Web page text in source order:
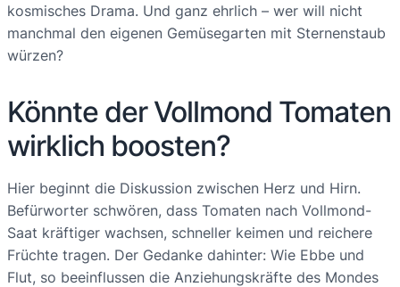
kosmisches Drama. Und ganz ehrlich – wer will nicht
manchmal den eigenen Gemüsegarten mit Sternenstaub
würzen?
Könnte der Vollmond Tomaten
wirklich boosten?
Hier beginnt die Diskussion zwischen Herz und Hirn.
Befürworter schwören, dass Tomaten nach Vollmond-
Saat kräftiger wachsen, schneller keimen und reichere
Früchte tragen. Der Gedanke dahinter: Wie Ebbe und
Flut, so beeinflussen die Anziehungskräfte des Mondes